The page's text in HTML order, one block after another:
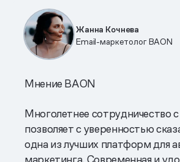
Жанна Кочнева
Email-маркетолог BAON
Мнение BAON
Многолетнее сотрудничество
позволяет с уверенностью
одна из лучших платформ для
маркетинга. Современная и